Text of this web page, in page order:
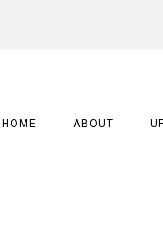
HOME ABOUT